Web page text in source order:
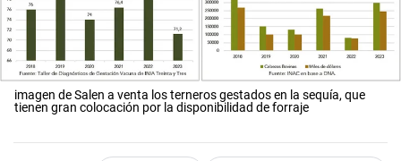
imagen de Salen a venta los terneros gestados en la sequía, que
tienen gran colocación por la disponibilidad de forraje